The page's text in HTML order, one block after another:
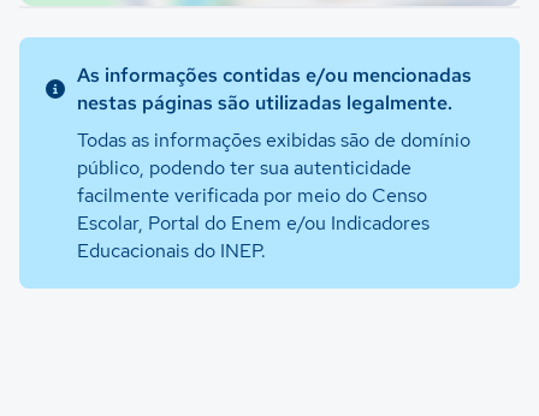
As informações contidas e/ou mencionadas
nestas páginas são utilizadas legalmente.
Todas as informações exibidas são de domínio
público, podendo ter sua autenticidade
facilmente verificada por meio do Censo
Escolar, Portal do Enem e/ou Indicadores
Educacionais do INEP.